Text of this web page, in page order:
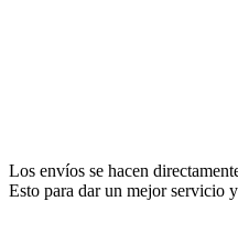
Los envíos se hacen
Esto para dar un mejor servicio